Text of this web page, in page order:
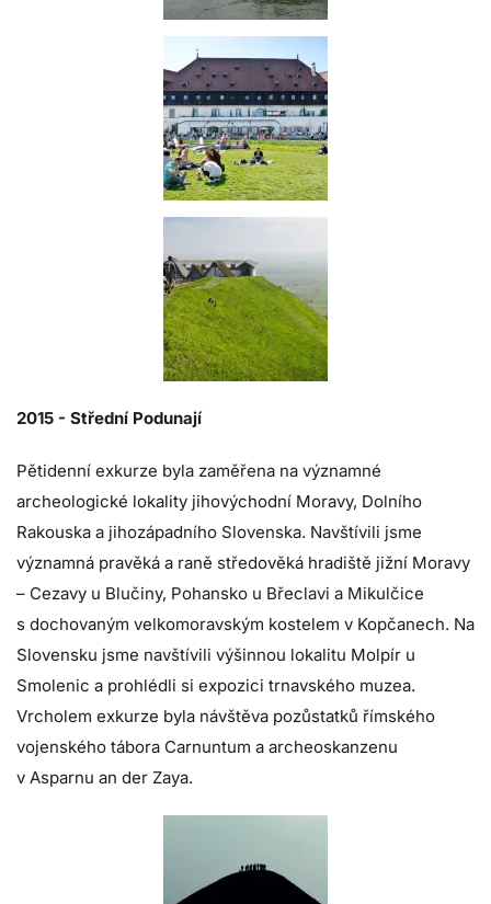
2015 - Střední Podunají
Pětidenní exkurze byla zaměřena na významné
archeologické lokality jihovýchodní Moravy, Dolního
Rakouska a jihozápadního Slovenska. Navštívili jsme
významná pravěká a raně středověká hradiště jižní Moravy
– Cezavy u Blučiny, Pohansko u Břeclavi a Mikulčice
s dochovaným velkomoravským kostelem v Kopčanech. Na
Slovensku jsme navštívili výšinnou lokalitu Molpír u
Smolenic a prohlédli si expozici trnavského muzea.
Vrcholem exkurze byla návštěva pozůstatků římského
vojenského tábora Carnuntum a archeoskanzenu
v Asparnu an der Zaya.